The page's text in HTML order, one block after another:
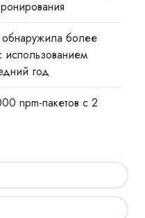
более
использованием
год
npm-пакетов с 2